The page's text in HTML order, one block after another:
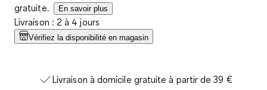
gratuite.
En savoir plus
Livraison : 2 à 4 jours
Vérifiez la disponibilité en magasin
Livraison à domicile gratuite à partir de 39 €